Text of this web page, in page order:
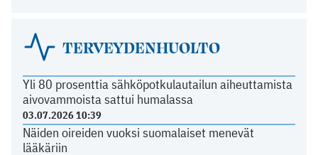
TERVEYDENHUOLTO
Yli 80 prosenttia sähköpotkulautailun aiheuttamista
aivovammoista sattui humalassa
03.07.2026 10:39
Näiden oireiden vuoksi suomalaiset menevät
lääkäriin